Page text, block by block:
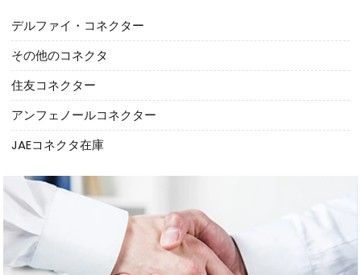
デルファイ・コネクター
その他のコネクタ
住友コネクター
アンフェノールコネクター
JAEコネクタ在庫